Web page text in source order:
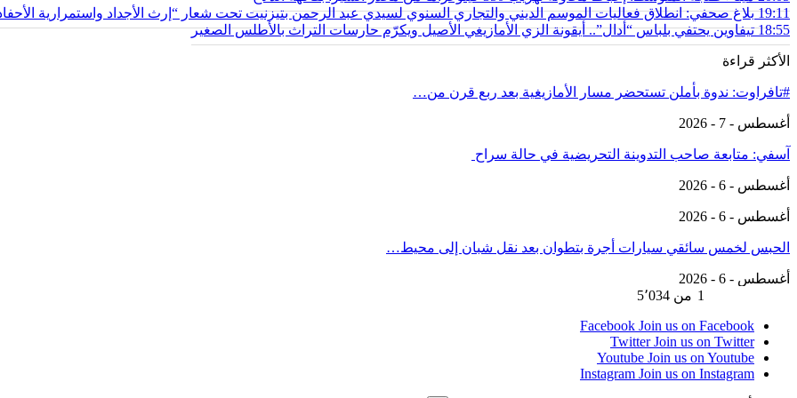
19:11 بلاغ صحفي: انطلاق فعاليات الموسم الديني والتجاري السنوي لسيدي عبد الرحمن بتيزنيت تحت شعار “إرث الأجداد واستمرارية
18:55 تيفاوين يحتفي بلباس “أدال”.. أيقونة الزي الأمازيغي الأصيل ويكرّم حارسات التراث بالأطلس الصغير
الأكثر قراءة
#تافراوت: ندوة بأملن تستحضر مسار الأمازيغية بعد ربع قرن من…
أغسطس - 7 - 2026
آسفي: متابعة صاحب التدوينة التحريضية في حالة سراح
أغسطس - 6 - 2026
أغسطس - 6 - 2026
الحبس لخمس سائقي سيارات أجرة بتطوان بعد نقل شبان إلى محيط…
أغسطس - 6 - 2026
1 من 5٬034
Facebook Join us on Facebook
Twitter Join us on Twitter
Youtube Join us on Youtube
Instagram Join us on Instagram